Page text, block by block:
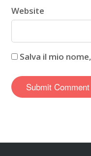
Website
Salva il mio